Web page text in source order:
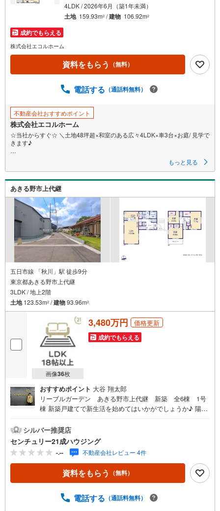
4LDK / 2026年6月（築1年未満）
土地 159.93m2 /建物 106.92m2
成約でもらえる
株式会社エコルホーム
資料をもらう （無料）
電話する （通話料無料）
不動産会社おすすめポイント
株式会社エコルホーム
☆当社からすぐ☆ ＼土地48坪超×和室のある広々4LDK×車3台×お庭/ 見学で
きます♪
◆土地48坪超＆建物32坪超！ゆとりのある生活が期待できます☆
◆LDK広々16帖！収納たっぷりの庭付き4LDK☆
◆お子さまのお昼寝や来客時にも便利な和室付き！
◆カースペースはゆとりの3台☆
◆安心の耐震等級3☆
◆入居10年後までに4回の無料点検＆10年保証！
◆徒歩約10分圏内に買い物スポット充実☆
*オープンキャンペーン開催中☆
*いつでもお気軽にお問い合わせください♪
-------------------
≪ 住宅ローンのことならエコルホームにお任せください！ ≫
長年の経験の中で様々なお客様とのご縁をいただき、様々なご相談を通じ
て物件のお引き渡しまで一つひとつ丁寧に対応してまいりました。
自己資金がないと諦めてしまっていたお客様、転職して間もないお客様、
他社では審査が通らなかったお客様etc ぜひ一度エコルホームにご相談くだ
経験豊富なスタッフが多角的な視点でご提案させていただきます！
もっと見る
あきる野市上代継
五日市線 「秋川」駅 徒歩9分
東京都あきる野市上代継
3LDK / 地上2階
土地123.53m2 /建物93.96m2
画像36枚
3,480万円 価格更新
成約でもらえる
おすすめポイント 大谷 翔太郎
リーブルガーデン あきる野市上代継 新築 全6棟 1号
棟 新築戸建てで新生活を始めてはいかがでしょうか♪ 陽当
ざいます！ 浴室乾燥機のあるお風呂場は洗濯物を干すとき
にも便利です！ まずはセンチュリー21成ハウジングのスタ
ッフにご希望条件をお申し付けください！ 条件にマッチし
た不動産情報をご用意いたします（^o^） センチュリー21
成ハウジングでは、武蔵村山市をはじめ、立川市・昭島
市・東大和市・瑞穂町・羽村市・あきる野市・福生市など
物件も多数ございますので、こちらの物件と一緒にご紹介
シルバー推奨店
センチュリー21成ハウジング
-.-- 不動産会社レビュー 4件
資料をもらう （無料）
電話する （通話料無料）